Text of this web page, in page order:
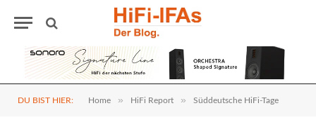
DU BIST HIER: Home » HiFi Report » Süddeutsche HiFi-Tage